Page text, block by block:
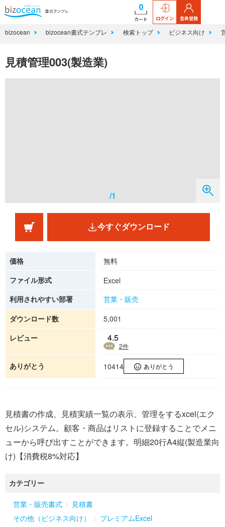
0
カート ログイン 会員登録
bizocean bizocean書式テンプレ 検索トップ ビジネス向け
見積管理003(製造業)
/1
今すぐダウンロード
価格
無料
ファイル形式
Excel
利用されやすい部署
営業・販売
ダウンロード数
5,001
レビュー
4.5
2件
ありがとう 10414 ありがとう
見積書の作成、見積実績一覧の表示、管理をするxcel(エク
セル)システム。顧客・商品はリストに登録することでメニ
ューから呼び出すことができます。明細20行A4縦(製造業向
け)【消費税8%対応】
カテゴリー
営業・販売書式 > 見積書
その他（ビジネス向け）
> プレミアムExcel